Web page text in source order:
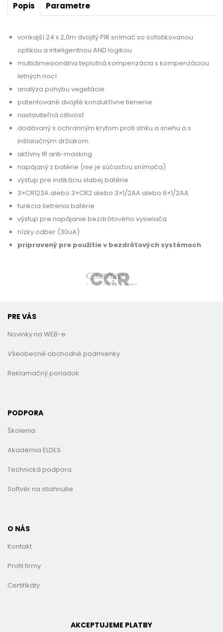
Popis Parametre
vonkajší 24 x 2,0m dvojitý PIR snímač so sofistikovanou
optikou a inteligentnou AND logikou
multidimesionálna teplotná kompenzácia s kompenzáciou
letných nocí
analýza pohybu vegetácie
patentované dvojité konduktívne tienenie
nastaviteľná citlivosť
dodávaný s ochranným krytom proti slnku a snehu a s
inštalačným držiakom
aktívny IR anti-masking
napájaný z batérie (nie je súčasťou snímača)
výstup pre indikáciu slabej batérie
3×CR123A alebo 3×CR2 alebo 3×1/2AA alebo 6×1/2AA
funkcia šetrenia batérie
výstup pre napájanie bezdrôtového vysielača
nízky odber (30uA)
pripravený pre použitie v bezdrôtových systémoch
PRE VÁS
Novinky na WEB-e
Všeobecné obchodné podmienky
Reklamačný poriadok
PODPORA
Školenia
Akadémia ELDES
Technická podpora
Softvér na stiahnutie
O NÁS
Kontakt
Profil firmy
Certifikáty
AKCEPTUJEME PLATBY